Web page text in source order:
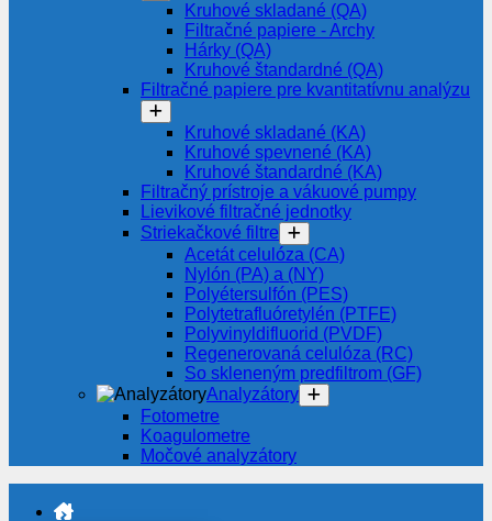
Kruhové skladané (QA)
Filtračné papiere - Archy
Hárky (QA)
Kruhové štandardné (QA)
Filtračné papiere pre kvantitatívnu analýzu
Kruhové skladané (KA)
Kruhové spevnené (KA)
Kruhové štandardné (KA)
Filtračný prístroje a vákuové pumpy
Lievikové filtračné jednotky
Striekačkové filtre
Acetát celulóza (CA)
Nylón (PA) a (NY)
Polyétersulfón (PES)
Polytetrafluóretylén (PTFE)
Polyvinyldifluorid (PVDF)
Regenerovaná celulóza (RC)
So skleneným predfiltrom (GF)
Analyzátory
Fotometre
Koagulometre
Močové analyzátory